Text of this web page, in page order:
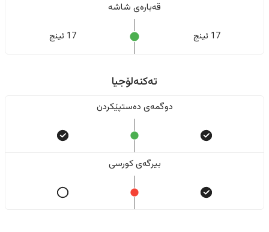
قەبارەی شاشە
17 ئینج 17 ئینج
تەکنەلۆجیا
دوگمەی دەستپێکردن
بیرگەی کورسی